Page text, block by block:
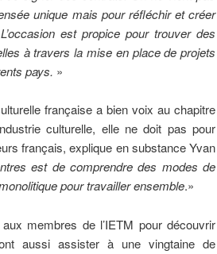
unique mais pour réfléchir et créer
L’occasion est propice pour trouver des
à travers la mise en place de projets
pays. »
française a bien voix au chapitre
culturelle, elle ne doit pas pour
français, explique en substance Yvan
est de comprendre des modes de
pour travailler ensemble.»
membres de l’IETM pour découvrir
aussi assister à une vingtaine de